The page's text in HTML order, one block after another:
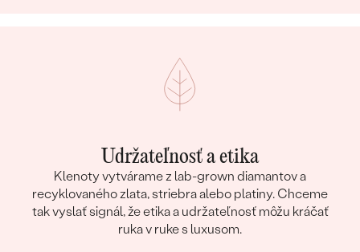
Udržateľnosť a etika
Klenoty vytvárame z lab-grown diamantov a
recyklovaného zlata, striebra alebo platiny. Chceme
tak vyslať signál, že etika a udržateľnosť môžu kráčať
ruka v ruke s luxusom.